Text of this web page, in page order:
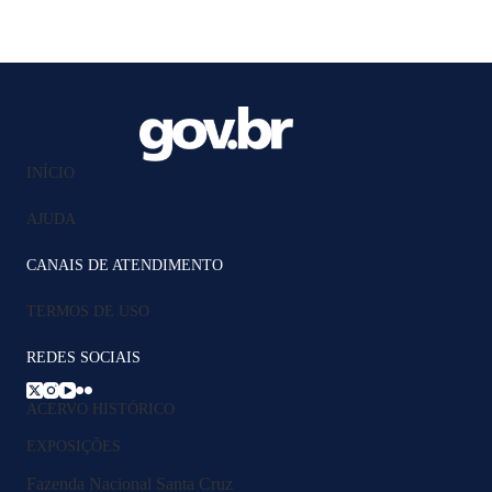
INÍCIO
AJUDA
CANAIS DE ATENDIMENTO
TERMOS DE USO
REDES SOCIAIS
ACERVO HISTÓRICO
EXPOSIÇÕES
Fazenda Nacional Santa Cruz